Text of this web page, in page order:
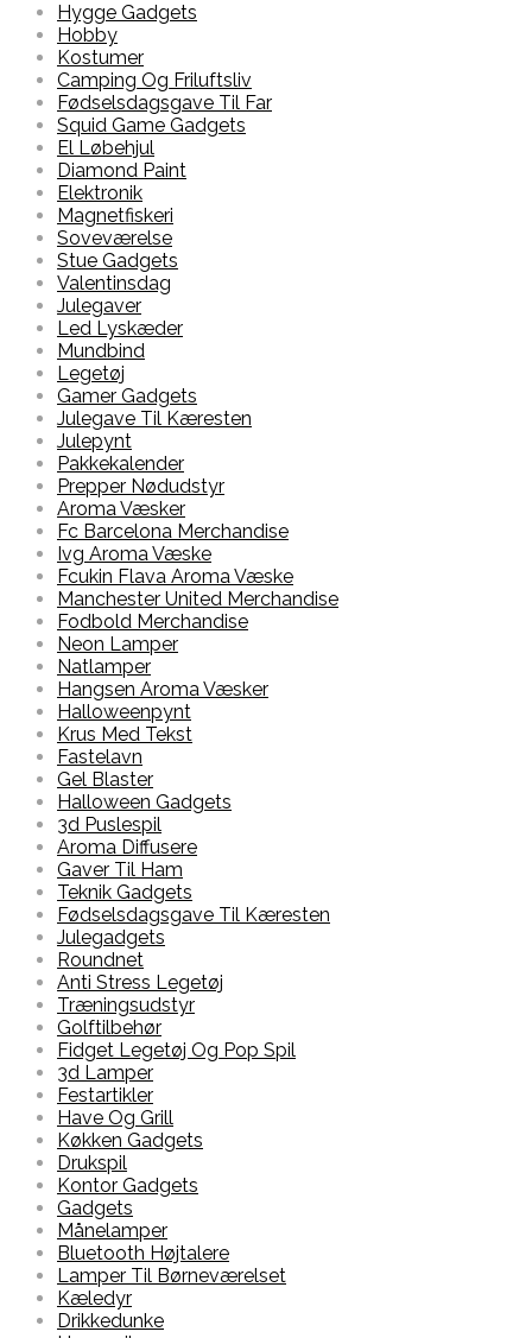
Hygge Gadgets
Hobby
Kostumer
Camping Og Friluftsliv
Fødselsdagsgave Til Far
Squid Game Gadgets
El Løbehjul
Diamond Paint
Elektronik
Magnetfiskeri
Soveværelse
Stue Gadgets
Valentinsdag
Julegaver
Led Lyskæder
Mundbind
Legetøj
Gamer Gadgets
Julegave Til Kæresten
Julepynt
Pakkekalender
Prepper Nødudstyr
Aroma Væsker
Fc Barcelona Merchandise
Ivg Aroma Væske
Fcukin Flava Aroma Væske
Manchester United Merchandise
Fodbold Merchandise
Neon Lamper
Natlamper
Hangsen Aroma Væsker
Halloweenpynt
Krus Med Tekst
Fastelavn
Gel Blaster
Halloween Gadgets
3d Puslespil
Aroma Diffusere
Gaver Til Ham
Teknik Gadgets
Fødselsdagsgave Til Kæresten
Julegadgets
Roundnet
Anti Stress Legetøj
Træningsudstyr
Golftilbehør
Fidget Legetøj Og Pop Spil
3d Lamper
Festartikler
Have Og Grill
Køkken Gadgets
Drukspil
Kontor Gadgets
Gadgets
Månelamper
Bluetooth Højtalere
Lamper Til Børneværelset
Kæledyr
Drikkedunke